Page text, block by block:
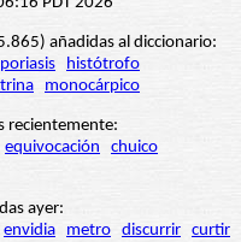
añadidas al diccionario:
histótrofo
monocárpico
recientemente:
equivocación
chuico
ayer:
envidia metro discurrir curtir